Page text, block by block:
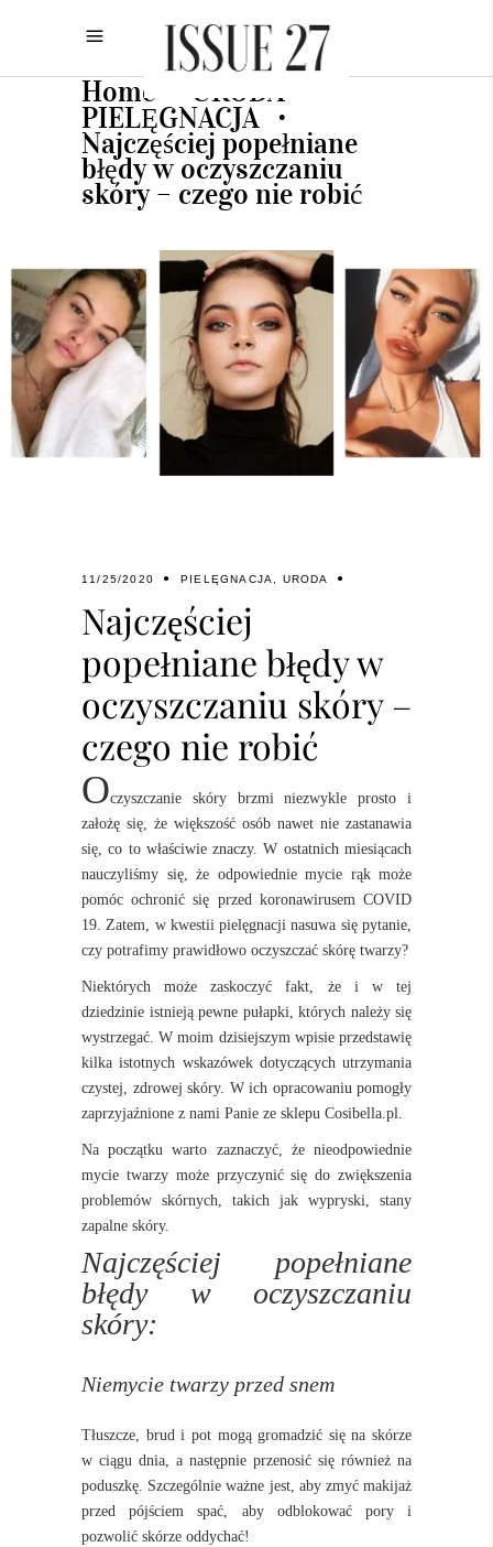
Home URODA
PIELĘGNACJA •
Najczęściej popełniane
błędy w oczyszczaniu
skóry – czego nie robić
11/25/2020 PIELĘGNACJA, URODA
Najczęściej
popełniane błędy w
oczyszczaniu skóry –
czego nie robić
Oczyszczanie skóry brzmi niezwykle prosto i
założę się, że większość osób nawet nie zastanawia
się, co to właściwie znaczy. W ostatnich miesiącach
nauczyliśmy się, że odpowiednie mycie rąk może
pomóc ochronić się przed koronawirusem COVID
19. Zatem, w kwestii pielęgnacji nasuwa się pytanie,
czy potrafimy prawidłowo oczyszczać skórę twarzy?
Niektórych może zaskoczyć fakt, że i w tej
dziedzinie istnieją pewne pułapki, których należy się
wystrzegać. W moim dzisiejszym wpisie przedstawię
kilka istotnych wskazówek dotyczących utrzymania
czystej, zdrowej skóry. W ich opracowaniu pomogły
zaprzyjaźnione z nami Panie ze sklepu Cosibella.pl.
Na początku warto zaznaczyć, że nieodpowiednie
mycie twarzy może przyczynić się do zwiększenia
problemów skórnych, takich jak wypryski, stany
zapalne skóry.
Najczęściej popełniane
błędy w oczyszczaniu
skóry:
Niemycie twarzy przed snem
Tłuszcze, brud i pot mogą gromadzić się na skórze
w ciągu dnia, a następnie przenosić się również na
poduszkę. Szczególnie ważne jest, aby zmyć makijaż
przed pójściem spać, aby odblokować pory i
pozwolić skórze oddychać!